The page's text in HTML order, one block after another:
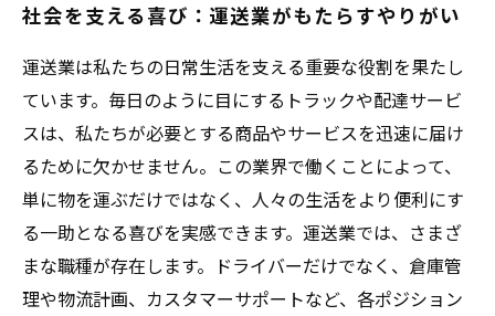
社会を支える喜び：運送業がもたらすやりがい
運送業は私たちの日常生活を支える重要な役割を果たし
ています。毎日のように目にするトラックや配達サービ
スは、私たちが必要とする商品やサービスを迅速に届け
るために欠かせません。この業界で働くことによって、
単に物を運ぶだけではなく、人々の生活をより便利にす
る一助となる喜びを実感できます。運送業では、さまざ
まな職種が存在します。ドライバーだけでなく、倉庫管
理や物流計画、カスタマーサポートなど、各ポジション